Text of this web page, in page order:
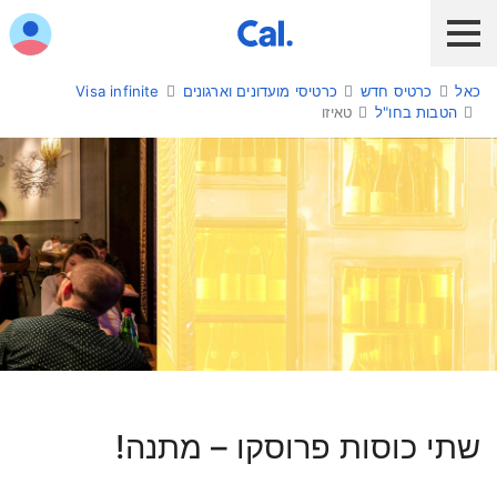
לקוח כאל לקוח Diners Club כאל לעסקים
שירות אונליין
הלוואות ואשראי
מבצעים והטבות
תשלום בנייד
כאל כרטיס חדש כרטיסי מועדונים וארגונים
Visa infinite
הטבות בחו"ל
טאיזו
שתי כוסות פרוסקו – מתנה!